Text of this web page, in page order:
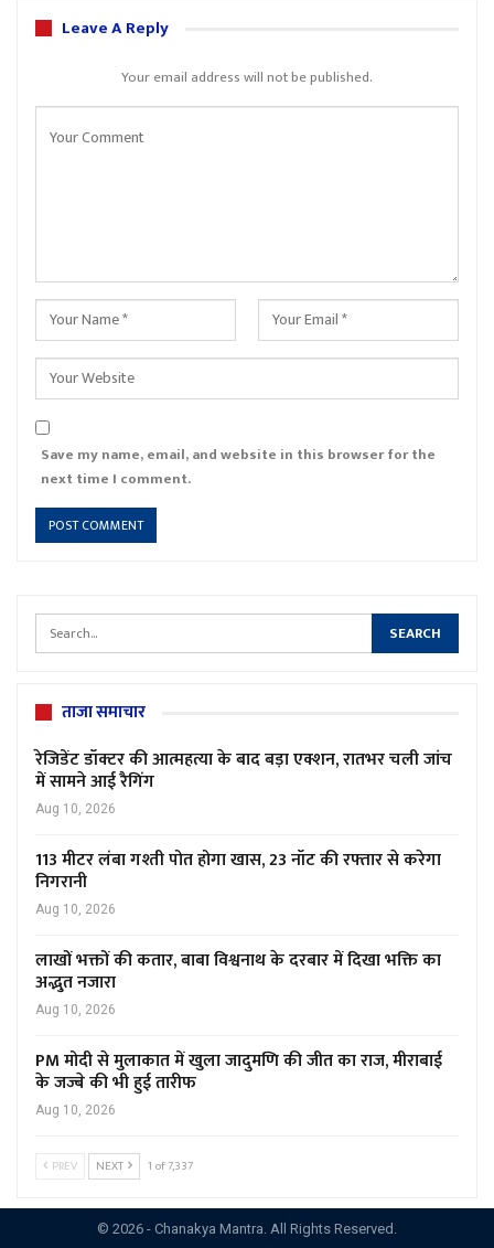
Leave A Reply
Your email address will not be published.
Save my name, email, and website in this browser for the
next time I comment.
ताजा समाचार
रेजिडेंट डॉक्टर की आत्महत्या के बाद बड़ा एक्शन, रातभर चली जांच
में सामने आई रैगिंग
Aug 10, 2026
113 मीटर लंबा गश्ती पोत होगा खास, 23 नॉट की रफ्तार से करेगा
निगरानी
Aug 10, 2026
लाखों भक्तों की कतार, बाबा विश्वनाथ के दरबार में दिखा भक्ति का
अद्भुत नजारा
Aug 10, 2026
PM मोदी से मुलाकात में खुला जादुमणि की जीत का राज, मीराबाई
के जज्बे की भी हुई तारीफ
Aug 10, 2026
PREV NEXT 1 of 7,337
© 2026 - Chanakya Mantra. All Rights Reserved.